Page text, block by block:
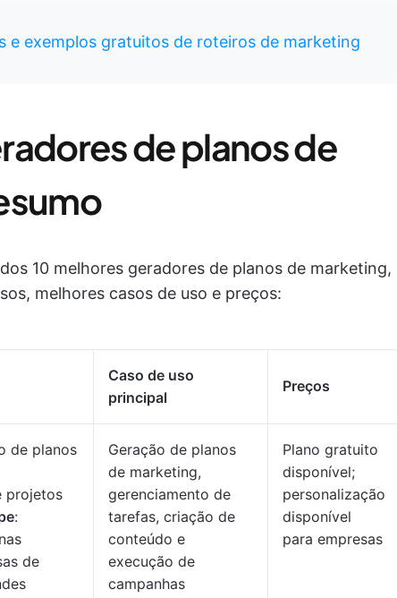
e exemplos gratuitos de roteiros de marketing
de planos de
10 melhores geradores de planos de marketing,
melhores casos de uso e preços:
Caso de uso
principal
Preços
de planos
projetos
:
de
Geração de planos
de marketing,
gerenciamento de
tarefas, criação de
conteúdo e
execução de
campanhas
Plano gratuito
disponível;
personalização
disponível
para empresas